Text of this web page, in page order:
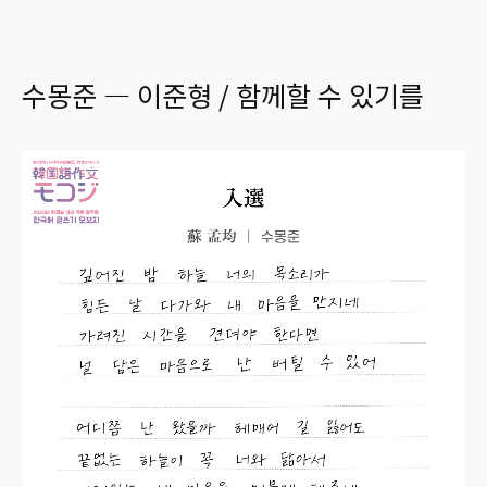
수몽준 ― 이준형 / 함께할 수 있기를